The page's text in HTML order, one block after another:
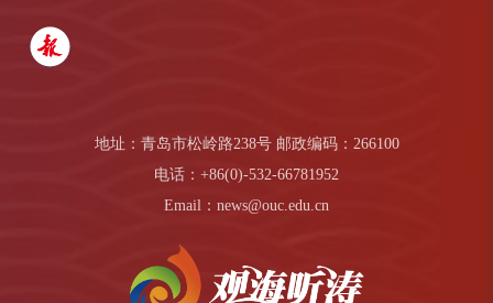
地址：青岛市松岭路238号 邮政编码：266100
电话：+86(0)-532-66781952
Email：news@ouc.edu.cn